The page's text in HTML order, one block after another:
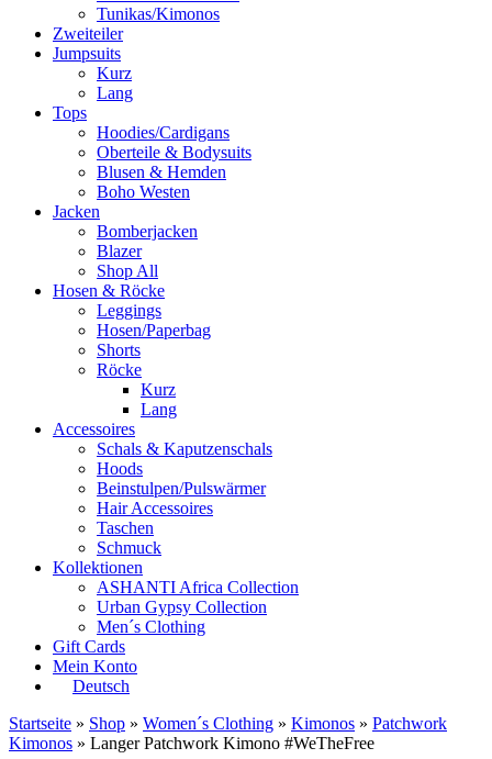
Tunikas/Kimonos
Zweiteiler
Jumpsuits
Kurz
Lang
Tops
Hoodies/Cardigans
Oberteile & Bodysuits
Blusen & Hemden
Boho Westen
Jacken
Bomberjacken
Blazer
Shop All
Hosen & Röcke
Leggings
Hosen/Paperbag
Shorts
Röcke
Kurz
Lang
Accessoires
Schals & Kaputzenschals
Hoods
Beinstulpen/Pulswärmer
Hair Accessoires
Taschen
Schmuck
Kollektionen
ASHANTI Africa Collection
Urban Gypsy Collection
Men´s Clothing
Gift Cards
Mein Konto
Deutsch
Startseite » Shop » Women´s Clothing » Kimonos » Patchwork
Kimonos » Langer Patchwork Kimono #WeTheFree